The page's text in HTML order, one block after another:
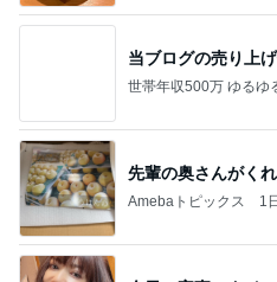
当ブログの売り上
世帯年収500万 ゆる
先輩の奥さんがく
Amebaトピックス 1